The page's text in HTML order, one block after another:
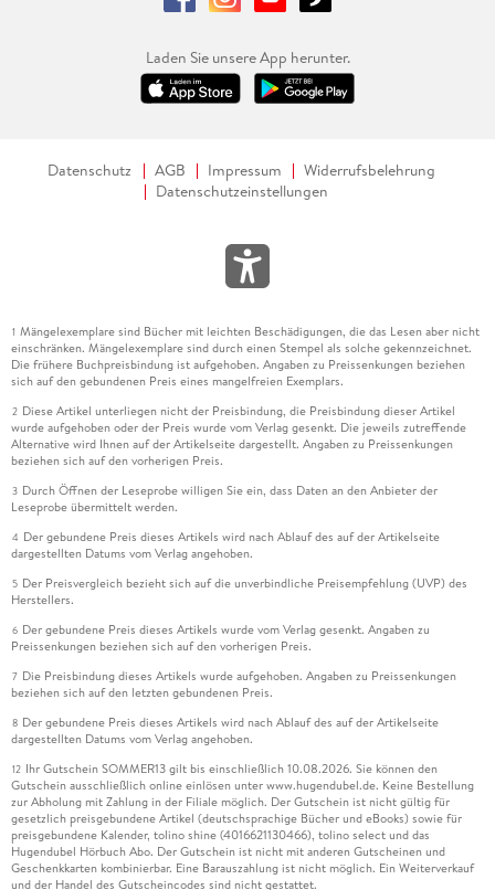
Laden Sie unsere App herunter.
Datenschutz AGB Impressum
Widerrufsbelehrung
Datenschutzeinstellungen
1 Mängelexemplare sind Bücher mit leichten Beschädigungen, die das Lesen aber nicht
einschränken. Mängelexemplare sind durch einen Stempel als solche gekennzeichnet.
Die frühere Buchpreisbindung ist aufgehoben. Angaben zu Preissenkungen beziehen
sich auf den gebundenen Preis eines mangelfreien Exemplars.
2 Diese Artikel unterliegen nicht der Preisbindung, die Preisbindung dieser Artikel
wurde aufgehoben oder der Preis wurde vom Verlag gesenkt. Die jeweils zutreffende
Alternative wird Ihnen auf der Artikelseite dargestellt. Angaben zu Preissenkungen
beziehen sich auf den vorherigen Preis.
3 Durch Öffnen der Leseprobe willigen Sie ein, dass Daten an den Anbieter der
Leseprobe übermittelt werden.
4 Der gebundene Preis dieses Artikels wird nach Ablauf des auf der Artikelseite
dargestellten Datums vom Verlag angehoben.
5 Der Preisvergleich bezieht sich auf die unverbindliche Preisempfehlung (UVP) des
Herstellers.
6 Der gebundene Preis dieses Artikels wurde vom Verlag gesenkt. Angaben zu
Preissenkungen beziehen sich auf den vorherigen Preis.
7 Die Preisbindung dieses Artikels wurde aufgehoben. Angaben zu Preissenkungen
beziehen sich auf den letzten gebundenen Preis.
8 Der gebundene Preis dieses Artikels wird nach Ablauf des auf der Artikelseite
dargestellten Datums vom Verlag angehoben.
12 Ihr Gutschein SOMMER13 gilt bis einschließlich 10.08.2026. Sie können den
Gutschein ausschließlich online einlösen unter www.hugendubel.de. Keine Bestellung
zur Abholung mit Zahlung in der Filiale möglich. Der Gutschein ist nicht gültig für
gesetzlich preisgebundene Artikel (deutschsprachige Bücher und eBooks) sowie für
preisgebundene Kalender, tolino shine (4016621130466), tolino select und das
Hugendubel Hörbuch Abo. Der Gutschein ist nicht mit anderen Gutscheinen und
Geschenkkarten kombinierbar. Eine Barauszahlung ist nicht möglich. Ein Weiterverkauf
und der Handel des Gutscheincodes sind nicht gestattet.